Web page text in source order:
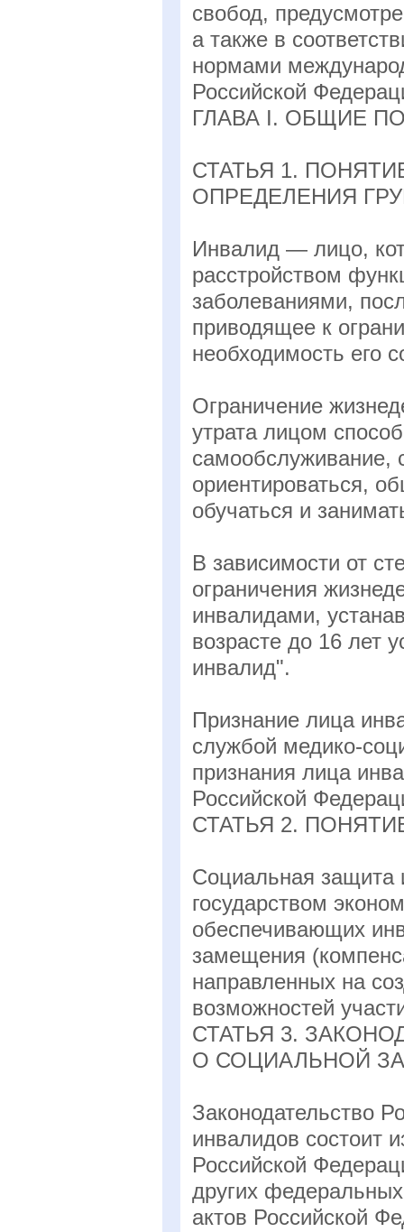
свобод,
а также в
нормами
Российской
ГЛАВА I. ОБЩИЕ
СТАТЬЯ 1.
ОПРЕДЕЛЕНИЯ
Инвалид — лицо,
расстройством
заболеваниями,
приводящее к
необходимость его
Ограничение
утрата лицом
самообслуживание,
ориентироваться,
обучаться и
В зависимости от
ограничения
инвалидами,
возрасте до 16 лет
инвалид".
Признание лица
службой медико-
признания лица
Российской
СТАТЬЯ 2.
Социальная защита
государством
обеспечивающих
замещения
направленных на
возможностей
СТАТЬЯ 3.
О СОЦИАЛЬНОЙ
Законодательство
инвалидов состоит
Российской
других
актов Российской